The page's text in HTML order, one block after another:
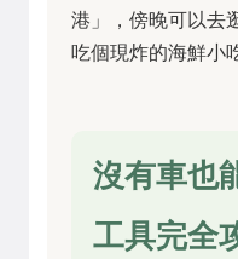
港」，傍晚可以去
吃個現炸的海鮮小
沒有車也
工具完全